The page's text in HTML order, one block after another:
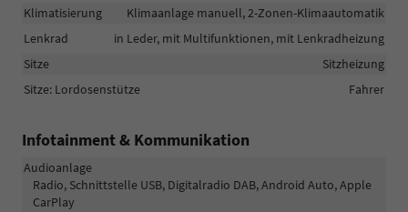
Klimatisierung
Klimaanlage manuell, 2-Zonen-Klimaautomatik
Lenkrad
in Leder, mit Multifunktionen, mit Lenkradheizung
Sitze
Sitzheizung
Sitze: Lordosenstütze
Fahrer
Infotainment & Kommunikation
Audioanlage
Radio, Schnittstelle USB, Digitalradio DAB, Android Auto, Apple
CarPlay